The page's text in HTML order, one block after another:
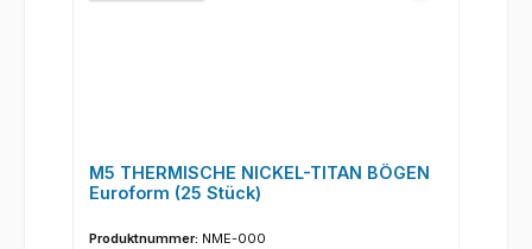
M5 THERMISCHE NICKEL-TITAN BÖGEN
Euroform (25 Stück)
Produktnummer: NME-000